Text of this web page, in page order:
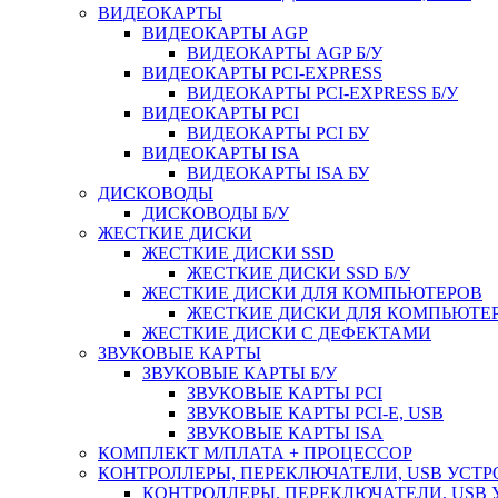
ВИДЕОКАРТЫ
ВИДЕОКАРТЫ AGP
ВИДЕОКАРТЫ AGP Б/У
ВИДЕОКАРТЫ PCI-EXPRESS
ВИДЕОКАРТЫ PCI-EXPRESS Б/У
ВИДЕОКАРТЫ PCI
ВИДЕОКАРТЫ PCI БУ
ВИДЕОКАРТЫ ISA
ВИДЕОКАРТЫ ISA БУ
ДИСКОВОДЫ
ДИСКОВОДЫ Б/У
ЖЕСТКИЕ ДИСКИ
ЖЕСТКИЕ ДИСКИ SSD
ЖЕСТКИЕ ДИСКИ SSD Б/У
ЖЕСТКИЕ ДИСКИ ДЛЯ КОМПЬЮТЕРОВ
ЖЕСТКИЕ ДИСКИ ДЛЯ
ЖЕСТКИЕ ДИСКИ С ДЕФЕКТАМИ
ЗВУКОВЫЕ КАРТЫ
ЗВУКОВЫЕ КАРТЫ Б/У
ЗВУКОВЫЕ КАРТЫ PCI
ЗВУКОВЫЕ КАРТЫ PCI-E, USB
ЗВУКОВЫЕ КАРТЫ ISA
КОМПЛЕКТ М/ПЛАТА + ПРОЦЕССОР
КОНТРОЛЛЕРЫ, ПЕРЕКЛЮЧАТЕЛИ, USB
КОНТРОЛЛЕРЫ, ПЕРЕКЛЮЧАТЕЛИ, USB